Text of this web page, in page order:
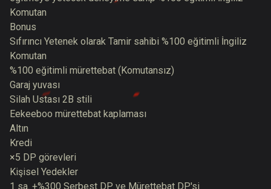
Komutan
Bonus
Sıfırıncı Yetenek olarak Tamir sahibi %100 eğitimli İngiliz
Komutan
%100 eğitimli mürettebat (Komutansız)
Garaj yuvası
Silah Ustası 2B stili
Eekeeboo mürettebat kaplaması
Altın
Kredi
×5 DP görevleri
Kişisel Yedekler
1 sa. +%300 Serbest DP ve Mürettebat DP'si